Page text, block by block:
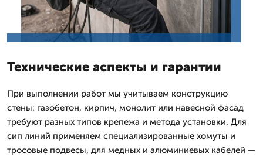
Технические аспекты и гарантии
При выполнении работ мы учитываем конструкцию
стены: газобетон, кирпич, монолит или навесной фасад
требуют разных типов крепежа и метода установки. Для
сип линий применяем специализированные хомуты и
тросовые подвесы, для медных и алюминиевых кабелей —